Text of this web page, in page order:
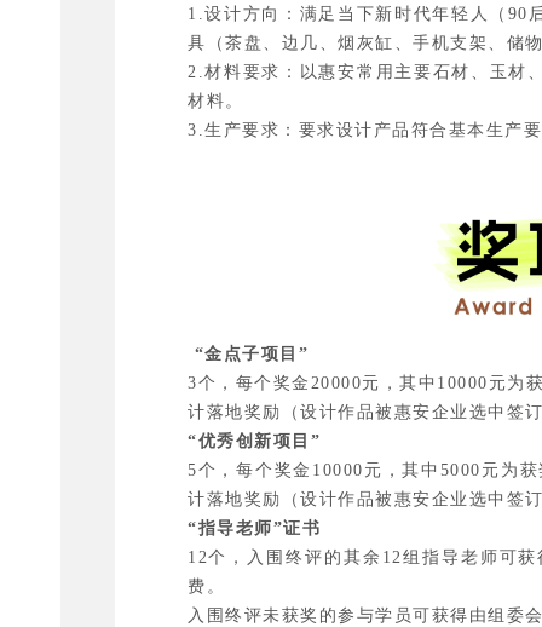
1.设计方向：满足当下新时代年轻人（90
具（茶盘、边几、烟灰缸、手机支架、储
2.材料要求：以惠安常用主要石材、玉材
材料。
3.生产要求：要求设计产品符合基本生产
“金点子项目”
3个，每个奖金20000元，其中10000元为
计落地奖励（设计作品被惠安企业选中签
“优秀创新项目”
5个，每个奖金10000元，其中5000元为
计落地奖励（设计作品被惠安企业选中签
“指导老师”证书
12个，入围终评的其余12组指导老师可
费。
入围终评未获奖的参与学员可获得由组委